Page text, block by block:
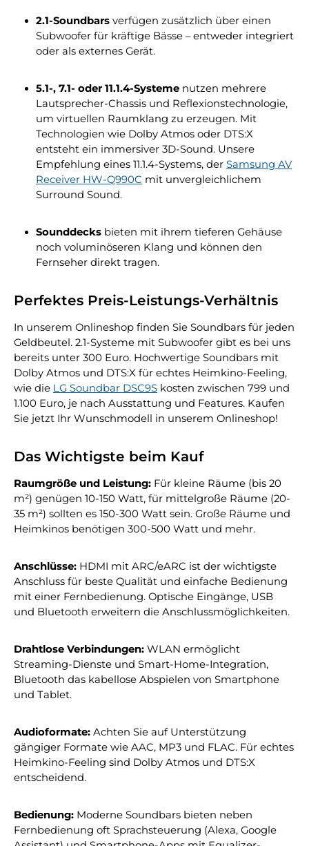
2.1-Soundbars verfügen zusätzlich über einen
Subwoofer für kräftige Bässe – entweder integriert
oder als externes Gerät.
5.1-, 7.1- oder 11.1.4-Systeme nutzen mehrere
Lautsprecher-Chassis und Reflexionstechnologie,
um virtuellen Raumklang zu erzeugen. Mit
Technologien wie Dolby Atmos oder DTS:X
entsteht ein immersiver 3D-Sound. Unsere
Empfehlung eines 11.1.4-Systems, der Samsung AV
Receiver HW-Q990C mit unvergleichlichem
Surround Sound.
Sounddecks bieten mit ihrem tieferen Gehäuse
noch voluminöseren Klang und können den
Fernseher direkt tragen.
Perfektes Preis-Leistungs-Verhältnis
In unserem Onlineshop finden Sie Soundbars für jeden
Geldbeutel. 2.1-Systeme mit Subwoofer gibt es bei uns
bereits unter 300 Euro. Hochwertige Soundbars mit
Dolby Atmos und DTS:X für echtes Heimkino-Feeling,
wie die LG Soundbar DSC9S kosten zwischen 799 und
1.100 Euro, je nach Ausstattung und Features. Kaufen
Sie jetzt Ihr Wunschmodell in unserem Onlineshop!
Das Wichtigste beim Kauf
Raumgröße und Leistung: Für kleine Räume (bis 20
m²) genügen 10-150 Watt, für mittelgroße Räume (20-
35 m²) sollten es 150-300 Watt sein. Große Räume und
Heimkinos benötigen 300-500 Watt und mehr.
Anschlüsse: HDMI mit ARC/eARC ist der wichtigste
Anschluss für beste Qualität und einfache Bedienung
mit einer Fernbedienung. Optische Eingänge, USB
und Bluetooth erweitern die Anschlussmöglichkeiten.
Drahtlose Verbindungen: WLAN ermöglicht
Streaming-Dienste und Smart-Home-Integration,
Bluetooth das kabellose Abspielen von Smartphone
und Tablet.
Audioformate: Achten Sie auf Unterstützung
gängiger Formate wie AAC, MP3 und FLAC. Für echtes
Heimkino-Feeling sind Dolby Atmos und DTS:X
entscheidend.
Bedienung: Moderne Soundbars bieten neben
Fernbedienung oft Sprachsteuerung (Alexa, Google